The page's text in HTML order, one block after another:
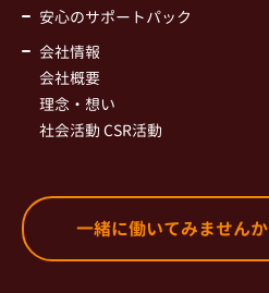
安心のサポートパック
会社情報
会社概要
理念・想い
社会活動 CSR活動
一緒に働いてみませんか